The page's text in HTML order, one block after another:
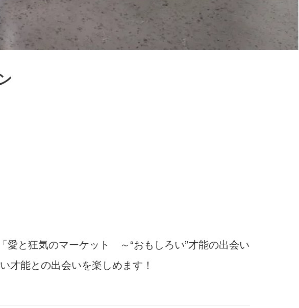
愛と狂気のマーケット ～“おもしろい”才能の出会い
才能との出会いを楽しめます！